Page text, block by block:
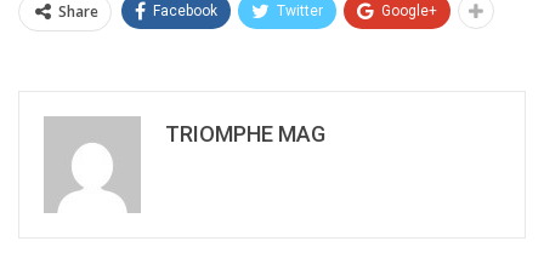
Share Facebook Twitter Google+
TRIOMPHE MAG